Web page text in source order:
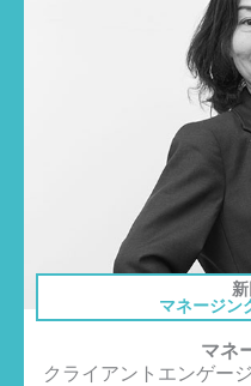
マネージン
マネ
クライアントエンゲー